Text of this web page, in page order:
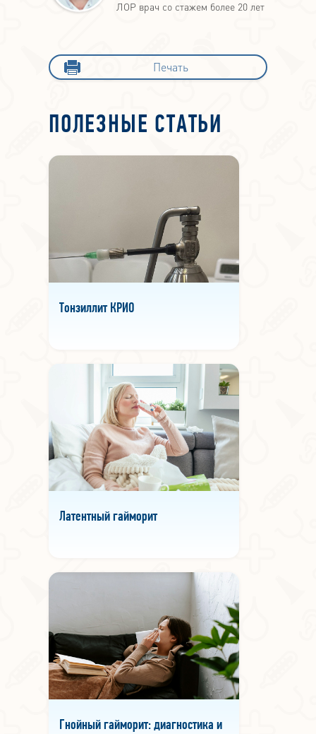
ЛОР врач со стажем более 20 лет
Печать
ПОЛЕЗНЫЕ СТАТЬИ
Тонзиллит КРИО
Латентный гайморит
Гнойный гайморит: диагностика и